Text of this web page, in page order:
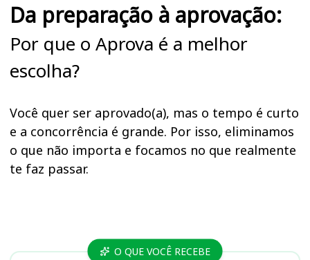
Da preparação à aprovação:
Por que o Aprova é a melhor
escolha?
Você quer ser aprovado(a), mas o tempo é curto
e a concorrência é grande. Por isso, eliminamos
o que não importa e focamos no que realmente
te faz passar.
Cursos O QUE VOCÊ RECEBE